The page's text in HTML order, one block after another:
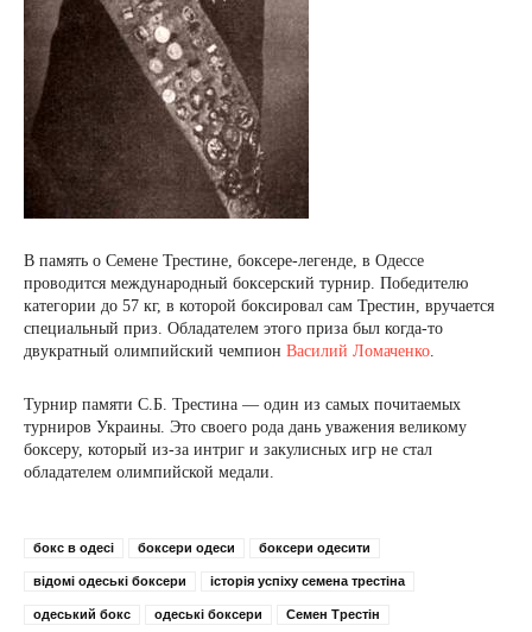
В память о Семене Трестине, боксере-легенде, в Одессе
проводится международный боксерский турнир. Победителю
категории до 57 кг, в которой боксировал сам Трестин, вручается
специальный приз. Обладателем этого приза был когда-то
двукратный олимпийский чемпион Василий Ломаченко
Турнир памяти С.Б. Трестина — один из самых почитаемых
турниров Украины. Это своего рода дань уважения великому
боксеру, который из-за интриг и закулисных игр не стал
обладателем олимпийской медали.
бокс в одесі боксери одеси боксери одесити
відомі одеські боксери історія успіху семена трестіна
одеський бокс одеські боксери Семен Трестін